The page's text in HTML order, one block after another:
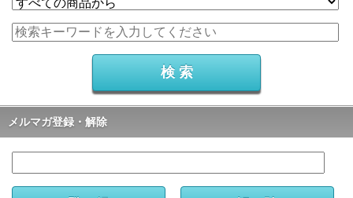
メルマガ登録・解除